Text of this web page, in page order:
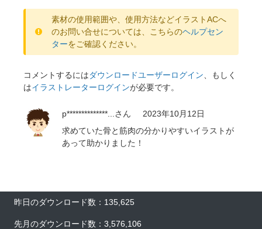
素材の使用範囲や、使用方法などイラストACへ
のお問い合せについては、こちらのヘルプセン
ターをご確認ください。
コメントするにはダウンロードユーザーログイン 、もしく
はイラストレーターログインが必要です。
p**************... さん
2023年10月12日
求めていた骨と筋肉の分かりやすいイラストが
あって助かりました！
昨日のダウンロード数：135,625
先月のダウンロード数：3,576,106